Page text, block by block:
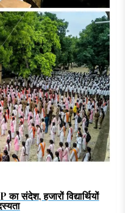
संदेश, हजारों विद्यार्थियों